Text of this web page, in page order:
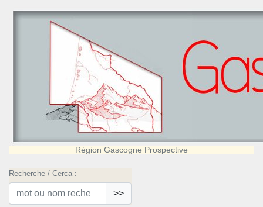
Région Gascogne Prospective
Recherche / Cerca :
>>